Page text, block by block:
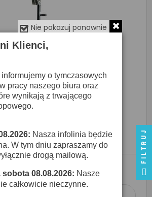
1 090,00 zł
ZAPYTAJ SPRZEDAWCĘ
Nie pokazuj ponownie
Klienci,
o tymczasowych
pracy naszego biura oraz
wynikają z trwającego
Nasza infolinia będzie
W tym dniu zapraszamy do
drogą mailową.
sobota 08.08.2026: Nasze
całkowicie nieczynne.
FILTRUJ